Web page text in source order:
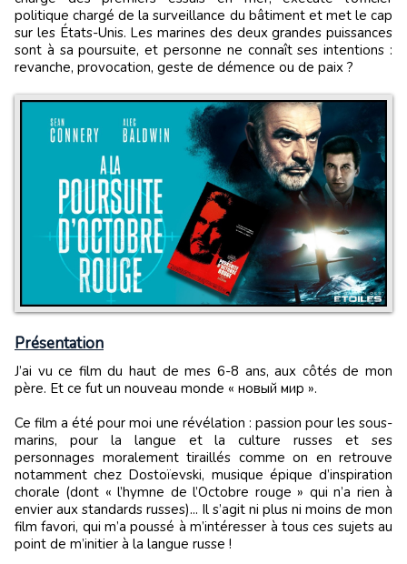
politique chargé de la surveillance du bâtiment et met le cap
sur les États-Unis. Les marines des deux grandes puissances
sont à sa poursuite, et personne ne connaît ses intentions :
revanche, provocation, geste de démence ou de paix ?
Présentation
J’ai vu ce film du haut de mes 6-8 ans, aux côtés de mon
père. Et ce fut un nouveau monde « новый мир ».
Ce film a été pour moi une révélation : passion pour les sous-
marins, pour la langue et la culture russes et ses
personnages moralement tiraillés comme on en retrouve
notamment chez Dostoïevski, musique épique d’inspiration
chorale (dont « l’hymne de l’Octobre rouge » qui n’a rien à
envier aux standards russes)... Il s’agit ni plus ni moins de mon
film favori, qui m’a poussé à m’intéresser à tous ces sujets au
point de m’initier à la langue russe !